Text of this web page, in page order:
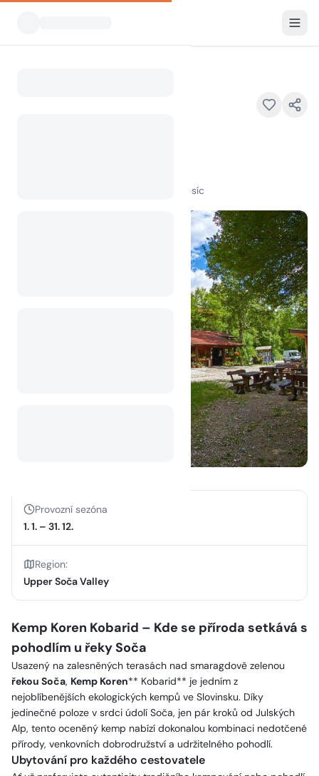
zobrazení za poslední měsíc
Provozní sezóna
1. 1. – 31. 12.
Region:
Upper Soča Valley
Kemp Koren Kobarid – Kde se příroda setkává s
pohodlím u řeky Soča
Usazený na zalesněných terasách nad smaragdově zelenou
řekou Soča, Kemp Koren** Kobarid** je jedním z
nejoblíbenějších ekologických kempů ve Slovinsku. Díky
jedinečné poloze v srdci údolí Soča, jen pár kroků od Julských
Alp, tento oceněný kemp nabízí dokonalou kombinaci nedotčené
přírody, venkovních dobrodružství a udržitelného pohodlí.
Ubytování pro každého cestovatele